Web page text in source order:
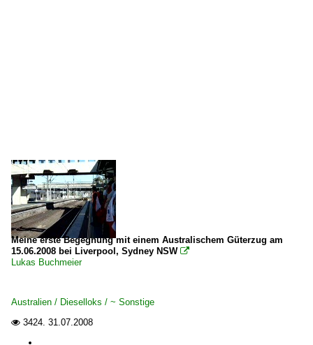
Meine erste Begegnung mit einem Australischem Güterzug am
15.06.2008 bei Liverpool, Sydney NSW 
Lukas Buchmeier
Australien / Dieselloks / ~ Sonstige
 3424. 31.07.2008